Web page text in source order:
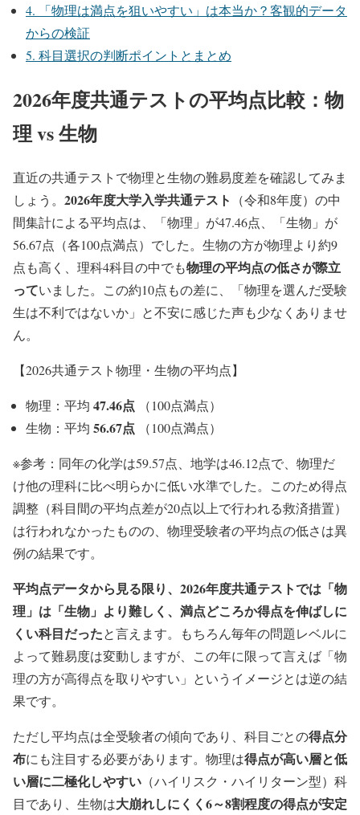
4. 「物理は満点を狙いやすい」は本当か？客観的データ
からの検証
5. 科目選択の判断ポイントとまとめ
2026年度共通テストの平均点比較：物
理 vs 生物
直近の共通テストで物理と生物の難易度差を確認してみま
しょう。 2026年度大学入学共通テスト
（令和8年度）の中
間集計による平均点は、「物理」が47.46点、「生物」が
56.67点（各100点満点）でした。生物の方が物理より約9
点も高く、理科4科目の中でも物理の平均点の低さが際立
っていました。この約10点もの差に、「物理を選んだ受験
生は不利ではないか」と不安に感じた声も少なくありませ
ん。
【2026共通テスト物理・生物の平均点】
物理：平均 47.46点 （100点満点）
生物：平均 56.67点 （100点満点）
※参考：同年の化学は59.57点、地学は46.12点で、物理だ
け他の理科に比べ明らかに低い水準でした。このため得点
調整（科目間の平均点差が20点以上で行われる救済措置）
は行われなかったものの、物理受験者の平均点の低さは異
例の結果です。
平均点データから見る限り、2026年度共通テストでは「物
理」は「生物」より難しく、満点どころか得点を伸ばしに
くい科目だったと言えます。もちろん毎年の問題レベルに
よって難易度は変動しますが、この年に限って言えば「物
理の方が高得点を取りやすい」というイメージとは逆の結
果です。
ただし平均点は全受験者の傾向であり、科目ごとの得点分
布にも注目する必要があります。物理は得点が高い層と低
い層に二極化しやすい （ハイリスク・ハイリターン型）科
目であり、生物は大崩れしにくく6～8割程度の得点が安定